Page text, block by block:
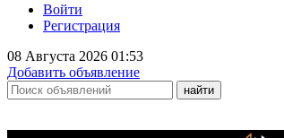
Войти
Регистрация
08 Августа 2026 01:53
Добавить объявление